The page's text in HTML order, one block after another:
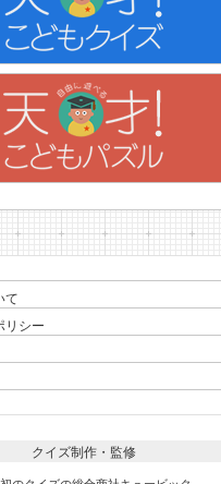
て
リシー
クイズ制作・監修